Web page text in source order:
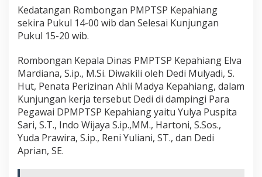
g
B
g
k
u
l
u
Kedatangan Rombongan PMPTSP Kepahiang
sekira Pukul 14-00 wib dan Selesai Kunjungan
Pukul 15-20 wib.
Rombongan Kepala Dinas PMPTSP Kepahiang Elva
Mardiana, S.ip., M.Si. Diwakili oleh Dedi Mulyadi, S.
Hut, Penata Perizinan Ahli Madya Kepahiang, dalam
Kunjungan kerja tersebut Dedi di dampingi Para
Pegawai DPMPTSP Kepahiang yaitu Yulya Puspita
Sari, S.T., Indo Wijaya S.ip.,MM., Hartoni, S.Sos.,
Yuda Prawira, S.ip., Reni Yuliani, ST., dan Dedi
Aprian, SE.